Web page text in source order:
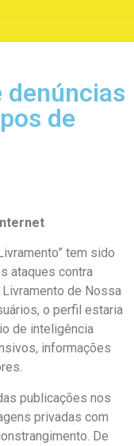
denúncias
de
tem sido
ataques contra
de Nossa
o perfil estaria
de inteligência
informações
publicações nos
privadas com
De